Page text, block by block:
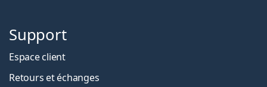
Support
Espace client
Retours et échanges